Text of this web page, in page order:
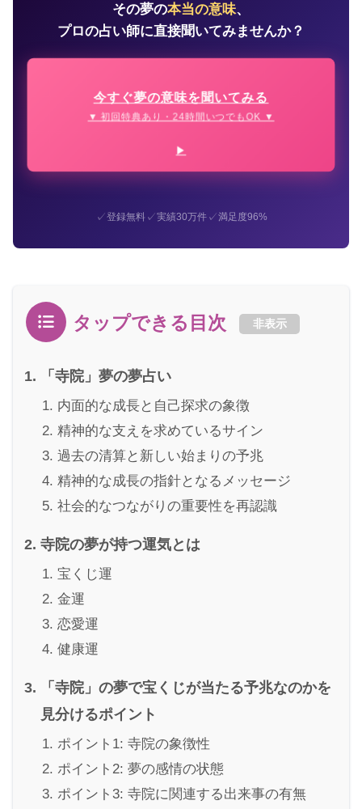
その夢の本当の意味、
プロの占い師に直接聞いてみませんか？
今すぐ夢の意味を聞いてみる
▼ 初回特典あり・24時間いつでもOK ▼
✓登録無料✓実績30万件✓満足度96%
タップできる目次 非表示
「寺院」夢の夢占い
内面的な成長と自己探求の象徴
精神的な支えを求めているサイン
過去の清算と新しい始まりの予兆
精神的な成長の指針となるメッセージ
社会的なつながりの重要性を再認識
寺院の夢が持つ運気とは
宝くじ運
金運
恋愛運
健康運
「寺院」の夢で宝くじが当たる予兆なのかを
見分けるポイント
ポイント1: 寺院の象徴性
ポイント2: 夢の感情の状態
ポイント3: 寺院に関連する出来事の有無